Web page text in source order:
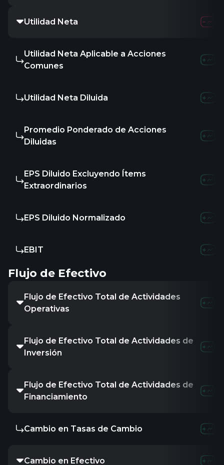
Utilidad Neta
Utilidad Neta Aplicable a Acciones
Comunes
Utilidad Neta Diluida
Promedio Ponderado de Acciones
Diluidas
EPS Diluido Excluyendo Ítems
Extraordinarios
EPS Diluido Normalizado
EBIT
Flujo de Efectivo
Flujo de Efectivo Total de Actividades
Operativas
Flujo de Efectivo Total de Actividades de
Inversión
Flujo de Efectivo Total de Actividades de
Financiamiento
-
Cambio en Tasas de Cambio
Cambio en Efectivo